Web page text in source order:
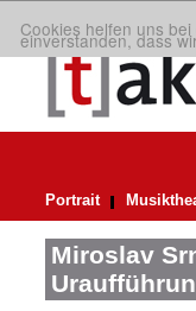
Cookies helfen uns
einverstanden, dass
Portrait
Miroslav